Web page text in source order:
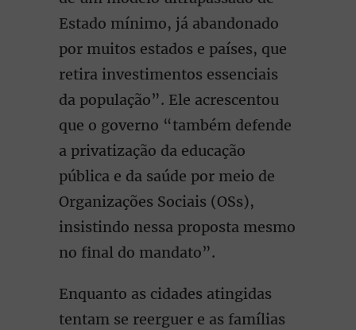
Estado mínimo, já abandonado
por muitos estados e países, que
retira investimentos essenciais
da população”. Ele acrescentou
que o governo “também defende
a privatização da educação
pública e da saúde por meio de
Organizações Sociais (OSs),
insistindo nessa proposta mesmo
no final do mandato”.
Enquanto as cidades atingidas
tentam se reerguer e as famílias